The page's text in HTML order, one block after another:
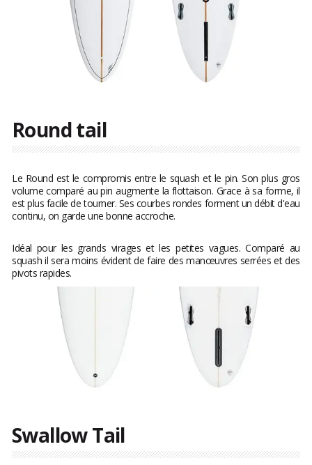
Round tail
Le Round est le compromis entre le squash et le pin. Son plus gros
volume comparé au pin augmente la flottaison. Grace à sa forme, il
est plus facile de tourner. Ses courbes rondes forment un débit d'eau
continu, on garde une bonne accroche.
Idéal pour les grands virages et les petites vagues. Comparé au
squash il sera moins évident de faire des manœuvres serrées et des
pivots rapides.
Swallow Tail